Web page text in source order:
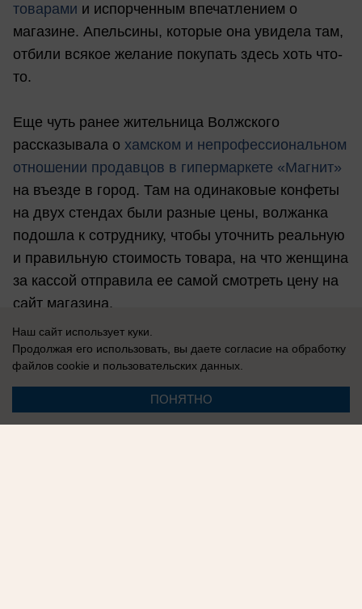
товарами и испорченным впечатлением о
магазине. Апельсины, которые она увидела там,
отбили всякое желание покупать здесь хоть что-
то.
Еще чуть ранее жительница Волжского
рассказывала о хамском и непрофессиональном
отношении продавцов в гипермаркете «Магнит»
на въезде в город. Там на одинаковые конфеты
на двух стендах были разные цены, волжанка
подошла к сотруднику, чтобы уточнить реальную
и правильную стоимость товара, на что женщина
за кассой отправила ее самой смотреть цену на
сайт магазина.
Наш сайт использует куки.
Продолжая его использовать, вы даете согласие на обработку
файлов cookie и пользовательских данных.
ПОНЯТНО